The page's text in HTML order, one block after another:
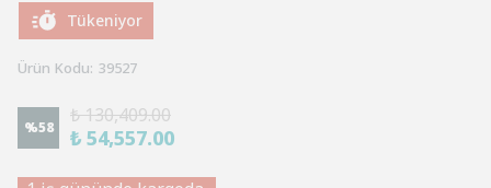
Tükeniyor
Ürün Kodu: 39527
%58
₺ 130,409.00
₺ 54,557.00